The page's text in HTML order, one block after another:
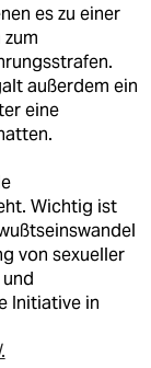
es zu einer
außerdem ein
eine
Wichtig ist
von sexueller
Initiative in